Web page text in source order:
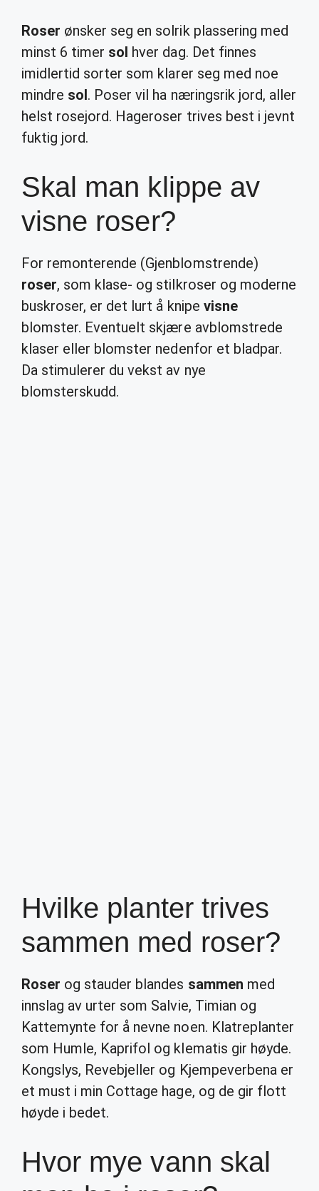
Roser ønsker seg en solrik plassering med
minst 6 timer sol hver dag. Det finnes
imidlertid sorter som klarer seg med noe
mindre sol. Poser vil ha næringsrik jord, aller
helst rosejord. Hageroser trives best i jevnt
fuktig jord.
Skal man klippe av
visne roser?
For remonterende (Gjenblomstrende)
roser, som klase- og stilkroser og moderne
buskroser, er det lurt å knipe visne
blomster. Eventuelt skjære avblomstrede
klaser eller blomster nedenfor et bladpar.
Da stimulerer du vekst av nye
blomsterskudd.
Hvilke planter trives
sammen med roser?
Roser og stauder blandes sammen med
innslag av urter som Salvie, Timian og
Kattemynte for å nevne noen. Klatreplanter
som Humle, Kaprifol og klematis gir høyde.
Kongslys, Revebjeller og Kjempeverbena er
et must i min Cottage hage, og de gir flott
høyde i bedet.
Hvor mye vann skal